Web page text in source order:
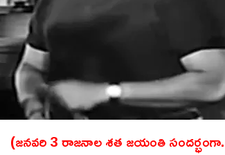
(జనవరి 3 రాజనాల శత జయంతి